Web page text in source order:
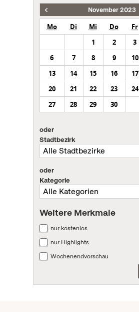
November 2023
Mo Di Mi Do Fr
1
2 3
6
7 8 9 10
13
14 15 16 17
20
21 22 23 24
27
28 29 30
oder
Stadtbezirk
oder
Kategorie
Weitere Merkmale
nur kostenlos
nur Highlights
Wochenendvorschau